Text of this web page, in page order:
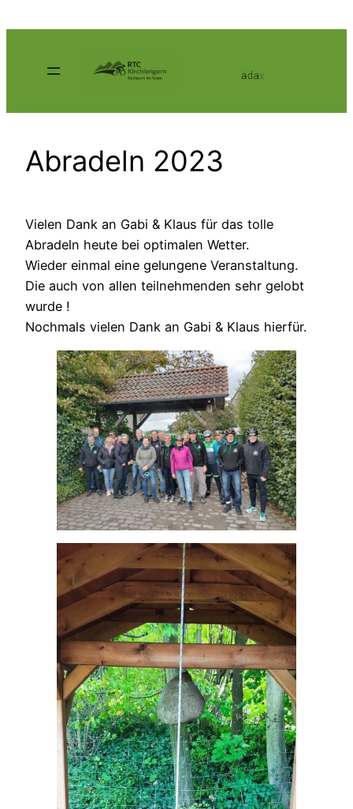
Abradeln 2023
Vielen Dank an Gabi & Klaus für das tolle
Abradeln heute bei optimalen Wetter.
Wieder einmal eine gelungene Veranstaltung.
Die auch von allen teilnehmenden sehr gelobt
wurde !
Nochmals vielen Dank an Gabi & Klaus hierfür.